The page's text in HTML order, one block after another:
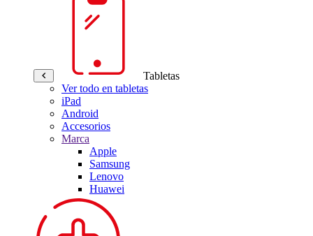
Tabletas
Ver todo en tabletas
iPad
Android
Accesorios
Marca
Apple
Samsung
Lenovo
Huawei